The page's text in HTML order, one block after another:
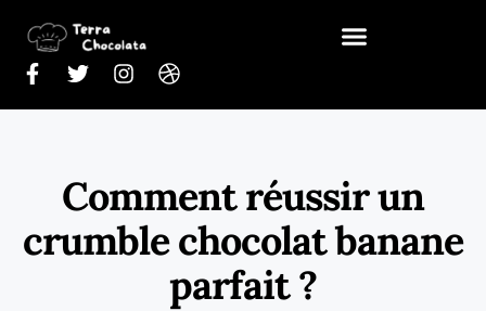
Comment réussir un
crumble chocolat banane
parfait ?